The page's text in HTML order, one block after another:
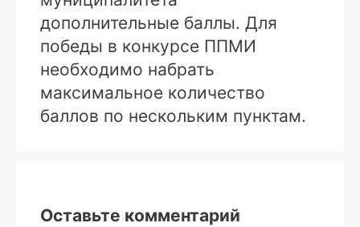
дополнительные баллы. Для
победы в конкурсе ППМИ
необходимо набрать
максимальное количество
баллов по нескольким пунктам.
Оставьте комментарий